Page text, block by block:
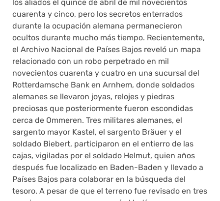
los aliados el quince de abril de mil novecientos
cuarenta y cinco, pero los secretos enterrados
durante la ocupación alemana permanecieron
ocultos durante mucho más tiempo. Recientemente,
el Archivo Nacional de Países Bajos reveló un mapa
relacionado con un robo perpetrado en mil
novecientos cuarenta y cuatro en una sucursal del
Rotterdamsche Bank en Arnhem, donde soldados
alemanes se llevaron joyas, relojes y piedras
preciosas que posteriormente fueron escondidas
cerca de Ommeren. Tres militares alemanes, el
sargento mayor Kastel, el sargento Bräuer y el
soldado Biebert, participaron en el entierro de las
cajas, vigiladas por el soldado Helmut, quien años
después fue localizado en Baden-Baden y llevado a
Países Bajos para colaborar en la búsqueda del
tesoro. A pesar de que el terreno fue revisado en tres